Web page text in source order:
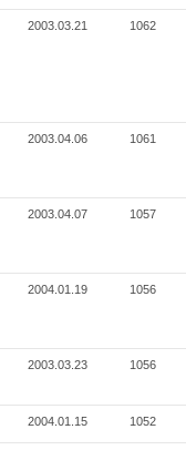
2003.03.21 1062
2003.04.06 1061
2003.04.07 1057
2004.01.19 1056
2003.03.23 1056
2004.01.15 1052